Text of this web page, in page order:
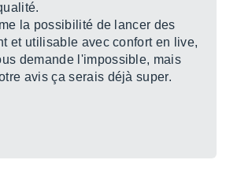
la possibilité de lancer des
et utilisable avec confort en live,
demande l'impossible, mais
avis ça serais déjà super.